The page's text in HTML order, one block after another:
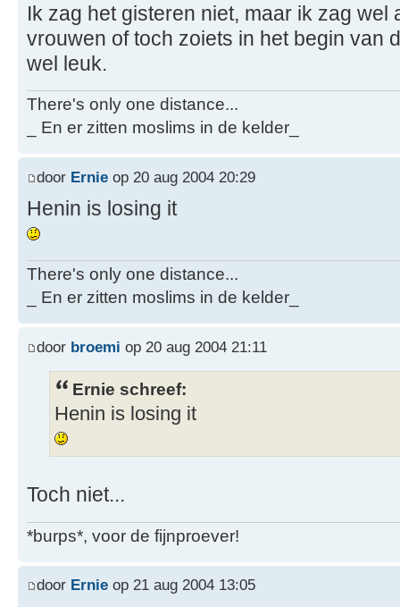
Ik zag het gisteren niet, maar ik zag wel
vrouwen of toch zoiets in het begin van
wel leuk.
There's only one distance...
_ En er zitten moslims in de kelder_
door Ernie op 20 aug 2004 20:29
Henin is losing it
There's only one distance...
_ En er zitten moslims in de kelder_
door broemi op 20 aug 2004 21:11
Ernie schreef:
Henin is losing it
Toch niet...
*burps*, voor de fijnproever!
door Ernie op 21 aug 2004 13:05